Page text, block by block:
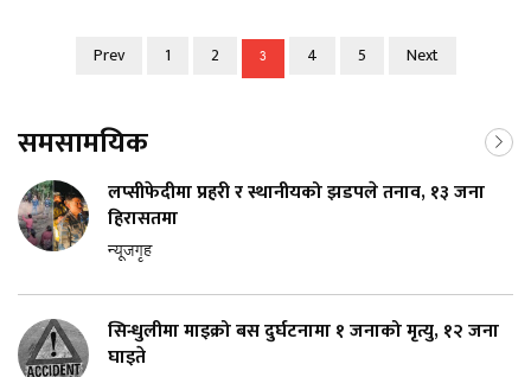
Prev 1 2 3 4 5 Next
समसामयिक
लप्सीफेदीमा प्रहरी र स्थानीयको झडपले तनाव, १३ जना
हिरासतमा
न्यूजगृह
सिन्धुलीमा माइक्रो बस दुर्घटनामा १ जनाको मृत्यु, १२ जना
घाइते